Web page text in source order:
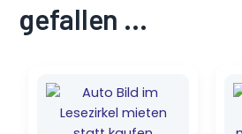
gefallen …
Preis
war:
3,70 €
Preis
ist:
2,60 €.